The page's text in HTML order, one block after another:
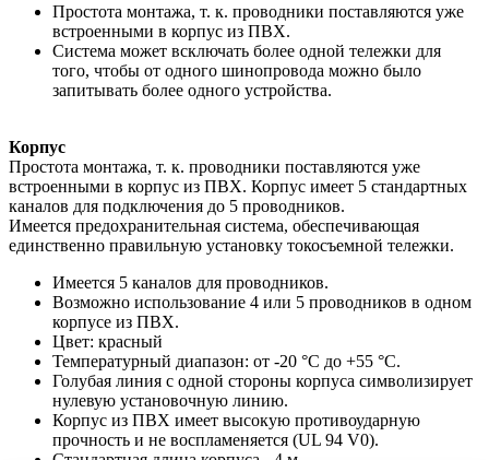
Простота монтажа, т. к. проводники поставляются уже
встроенными в корпус из ПВХ.
Система может всключать более одной тележки для
того, чтобы от одного шинопровода можно было
запитывать более одного устройства.
Корпус
Простота монтажа, т. к. проводники поставляются уже
встроенными в корпус из ПВХ. Корпус имеет 5 стандартных
каналов для подключения до 5 проводников.
Имеется предохранительная система, обеспечивающая
единственно правильную установку токосъемной тележки.
Имеется 5 каналов для проводников.
Возможно использование 4 или 5 проводников в одном
корпусе из ПВХ.
Цвет: красный
Температурный диапазон: от -20 °C до +55 °C.
Голубая линия с одной стороны корпуса символизирует
нулевую установочную линию.
Корпус из ПВХ имеет высокую противоударную
прочность и не воспламеняется (UL 94 V0).